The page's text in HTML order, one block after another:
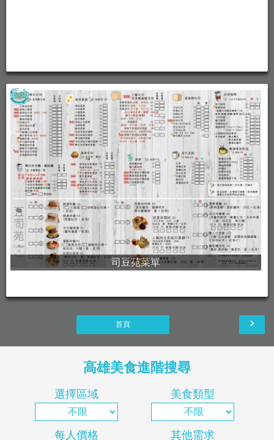
司豆苑菜單
›
首頁
高雄美食進階搜尋
選擇區域
每人價格
美食類型
其他需求